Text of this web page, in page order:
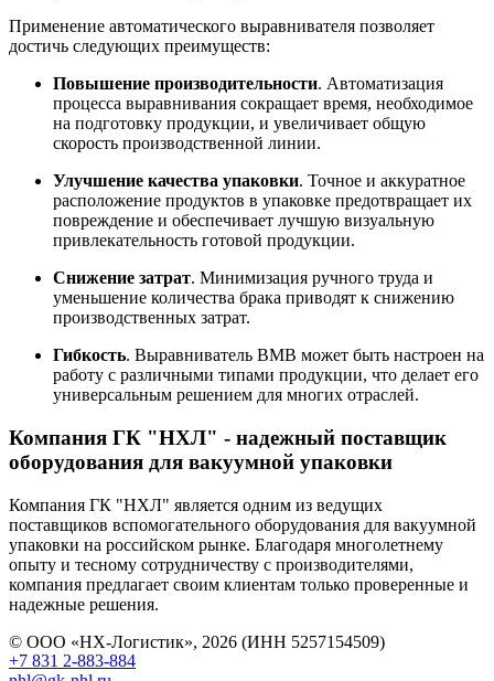
Применение автоматического выравнивателя позволяет
достичь следующих преимуществ:
Повышение производительности. Автоматизация
процесса выравнивания сокращает время, необходимое
на подготовку продукции, и увеличивает общую
скорость производственной линии.
Улучшение качества упаковки. Точное и аккуратное
расположение продуктов в упаковке предотвращает их
повреждение и обеспечивает лучшую визуальную
привлекательность готовой продукции.
Снижение затрат. Минимизация ручного труда и
уменьшение количества брака приводят к снижению
производственных затрат.
Гибкость. Выравниватель BMB может быть настроен на
работу с различными типами продукции, что делает его
универсальным решением для многих отраслей.
Компания ГК "НХЛ" - надежный поставщик
оборудования для вакуумной упаковки
Компания ГК "НХЛ" является одним из ведущих
поставщиков вспомогательного оборудования для вакуумной
упаковки на российском рынке. Благодаря многолетнему
опыту и тесному сотрудничеству с производителями,
компания предлагает своим клиентам только проверенные и
надежные решения.
© ООО «НХ-Логистик», 2026 (ИНН 5257154509)
+7 831 2-883-884